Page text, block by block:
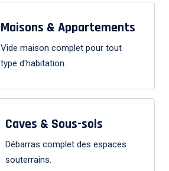
Maisons & Appartements
Vide maison complet pour tout
type d'habitation.
Caves & Sous-sols
Débarras complet des espaces
souterrains.